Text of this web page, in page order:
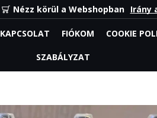
Nézz körül a Webshopban Irány
KAPCSOLAT FIÓKOM COOKIE
SZABÁLYZAT